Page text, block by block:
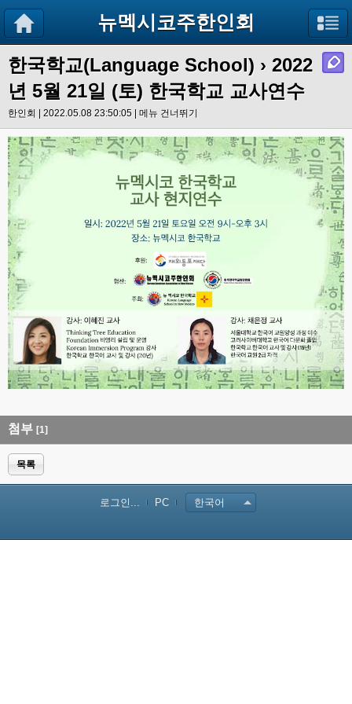
뉴멕시코주한인회
한국학교(Language School) › 2022
년 5월 21일 (토) 한국학교 교사연수
한인회 | 2022.05.08 23:50:05 | 메뉴 건너뛰기
첨부 [1]
목록
로그인... PC 한국어